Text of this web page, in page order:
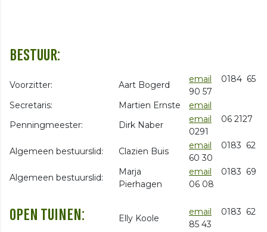
BESTUUR:
Voorzitter: Aart Bogerd
email 0184 65
90 57
Secretaris:
Martien Ernste
email
Penningmeester:
Dirk Naber
email 06 2127
0291
Algemeen bestuurslid:
Clazien Buis
email 0183 62
60 30
Algemeen bestuurslid:
Marja
Pierhagen
email 0183 69
06 08
OPEN TUINEN: Elly Koole
email 0183 62
85 43